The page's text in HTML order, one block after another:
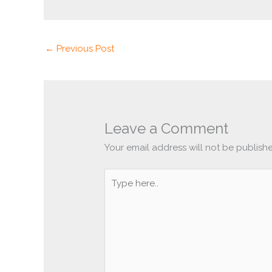
← Previous Post
Leave a Comment
Your email address will not be
here..